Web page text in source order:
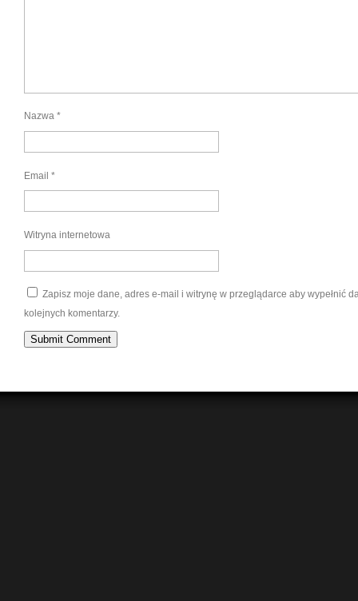
Nazwa *
Email *
Witryna internetowa
Zapisz moje dane, adres e-mail i witrynę w przeglądarce aby wypełnić
kolejnych komentarzy.